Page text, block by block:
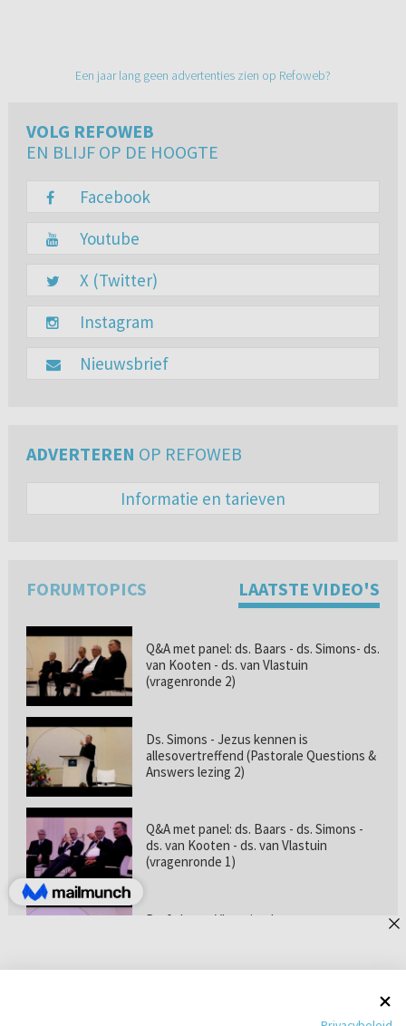
Een jaar lang geen advertenties zien op Refoweb?
VOLG REFOWEB
EN BLIJF OP DE HOOGTE
Facebook
Youtube
X (Twitter)
Instagram
Nieuwsbrief
ADVERTEREN OP REFOWEB
Informatie en tarieven
FORUMTOPICS LAATSTE VIDEO'S
Q&A met panel: ds. Baars - ds. Simons- ds.
van Kooten - ds. van Vlastuin
(vragenronde 2)
Ds. Simons - Jezus kennen is
allesovertreffend (Pastorale Questions &
Answers lezing 2)
Q&A met panel: ds. Baars - ds. Simons -
ds. van Kooten - ds. van Vlastuin
(vragenronde 1)
Prof. dr. van Vlastuin - Is